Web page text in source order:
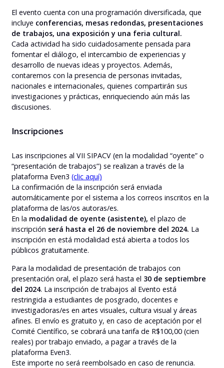
El evento cuenta con una programación diversificada, que
incluye conferencias, mesas redondas, presentaciones
de trabajos, una exposición y una feria cultural.
Cada actividad ha sido cuidadosamente pensada para
fomentar el diálogo, el intercambio de experiencias y
desarrollo de nuevas ideas y proyectos. Además,
contaremos con la presencia de personas invitadas,
nacionales e internacionales, quienes compartirán sus
investigaciones y prácticas, enriqueciendo aún más las
discusiones.
Inscripciones
Las inscripciones al VII SIPACV (en la modalidad “oyente” o
“presentación de trabajos”) se realizan a través de la
plataforma Even3 (clic aquí)
La confirmación de la inscripción será enviada
automáticamente por el sistema a los correos inscritos en la
plataforma de las/os autoras/es.
En la modalidad de oyente (asistente), el plazo de
inscripción será hasta el 26 de noviembre del 2024. La
inscripción en está modalidad está abierta a todos los
públicos gratuitamente.
Para la modalidad de presentación de trabajos con
presentación oral, el plazo será hasta el 30 de septiembre
del 2024. La inscripción de trabajos al Evento está
restringida a estudiantes de posgrado, docentes e
investigadoras/es en artes visuales, cultura visual y áreas
afines. El envío es gratuito y, en caso de aceptación por el
Comité Científico, se cobrará una tarifa de R$100,00 (cien
reales) por trabajo enviado, a pagar a través de la
plataforma Even3.
Este importe no será reembolsado en caso de renuncia.